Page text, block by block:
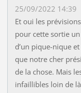
25/09/2022 14:39
Et oui les
pour cette sortie
d’un pique-nique
que notre cher
de la chose. Mais
infaillibles loin de